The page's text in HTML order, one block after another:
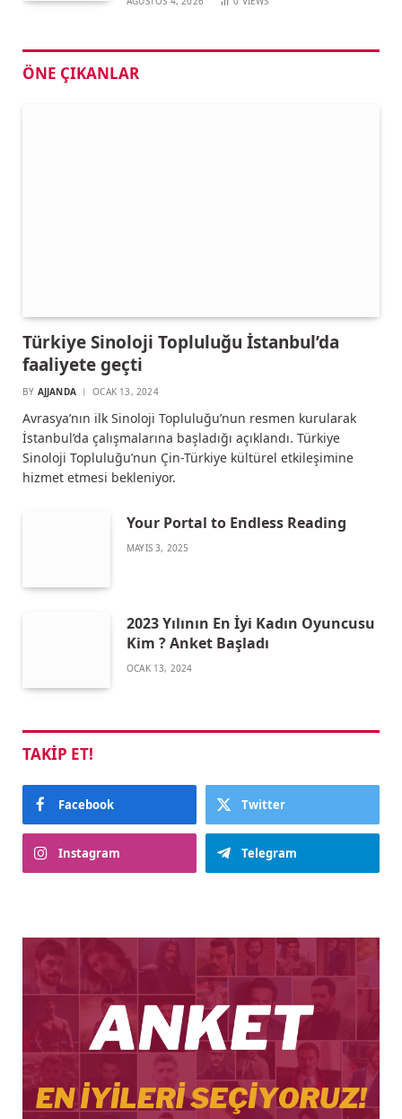
ÖNE ÇIKANLAR
Türkiye Sinoloji Topluluğu İstanbul’da
faaliyete geçti
BY AJJANDA OCAK 13, 2024
Avrasya’nın ilk Sinoloji Topluluğu’nun resmen kurularak
İstanbul’da çalışmalarına başladığı açıklandı. Türkiye
Sinoloji Topluluğu’nun Çin-Türkiye kültürel etkileşimine
hizmet etmesi bekleniyor.
Your Portal to Endless Reading
MAYIS 3, 2025
2023 Yılının En İyi Kadın Oyuncusu
Kim ? Anket Başladı
OCAK 13, 2024
TAKIP ET!
Facebook Twitter
Instagram Telegram